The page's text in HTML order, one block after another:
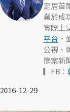
定居首
業於成
實際上
平台 ，
公視、
慘案新
▎FB：
2016-12-29